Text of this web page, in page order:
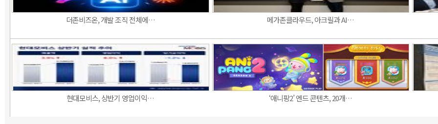
더존비즈온, 개발 조직 전체에… 메가존클라우드, 아크릴과 AI…
현대모비스, 상반기 영업이익… ‘애니팡2’ 엔드 콘텐츠, 20개…